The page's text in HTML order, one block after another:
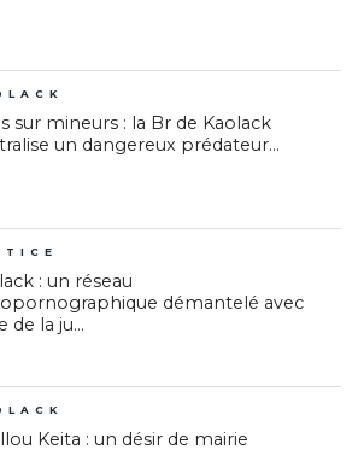
sur mineurs : la Br de Kaolack
un dangereux prédateur...
: un réseau
démantelé avec
de la ju...
Keita : un désir de mairie